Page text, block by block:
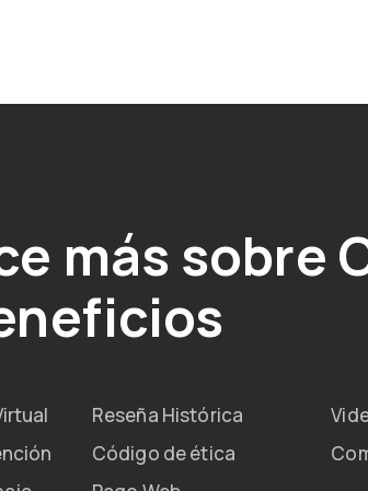
más sobre
Reseña Histórica
Código de ética